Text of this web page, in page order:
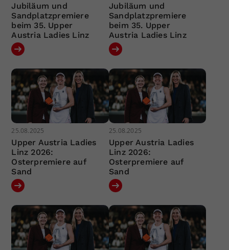
Jubiläum und
Sandplatzpremiere
beim 35. Upper
Austria Ladies Linz
Jubiläum und
Sandplatzpremiere
beim 35. Upper
Austria Ladies Linz
25.08.2025
Upper Austria Ladies
Linz 2026:
Osterpremiere auf
Sand
25.08.2025
Upper Austria Ladies
Linz 2026:
Osterpremiere auf
Sand